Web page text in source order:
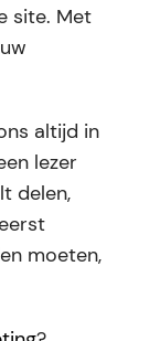
site. Met
altijd in
lezer
delen,
moeten,